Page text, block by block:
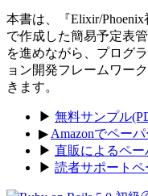
本書は、『Elixir/
で作成した簡易予定表
を進めながら、プログ
ョン開発フレームワー
きます。
▶ 無料サンプル
▶ Amazonでペー
▶ 直販によるペー
▶ 読者サポートペ